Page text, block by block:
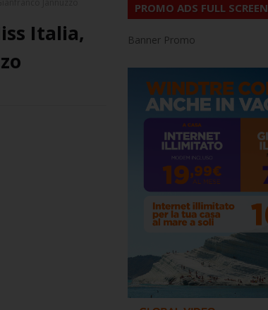
Italia,
PROMO ADS FULL SCREEN
Banner Promo